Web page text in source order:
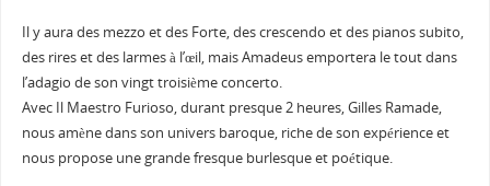
Il y aura des mezzo et des Forte, des crescendo et des pianos subito,
des rires et des larmes à l’œil, mais Amadeus emportera le tout dans
l’adagio de son vingt troisième concerto.
Avec Il Maestro Furioso, durant presque 2 heures, Gilles Ramade,
nous amène dans son univers baroque, riche de son expérience et
nous propose une grande fresque burlesque et poétique.